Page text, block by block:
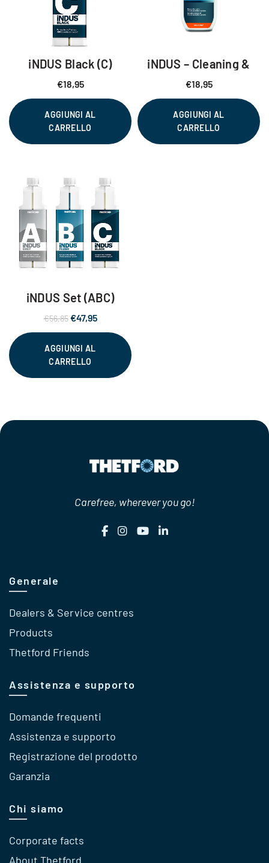
iNDUS Black (C)
€18,95
AGGIUNGI AL
CARRELLO
iNDUS – Cleaning &
€18,95
AGGIUNGI AL
CARRELLO
iNDUS Set (ABC)
€56,85 Il
prezzo
originale
era:
€56,85.
€47,95Il
prezzo
€47,95.
AGGIUNGI AL
CARRELLO
Carefree, wherever you go!
Generale
Dealers & Service centres
Products
Thetford Friends
Assistenza e supporto
Domande frequenti
Assistenza e supporto
Registrazione del prodotto
Garanzia
Chi siamo
Corporate facts
About Thetford